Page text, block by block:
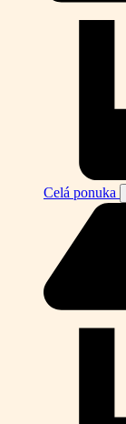
Celá ponuka